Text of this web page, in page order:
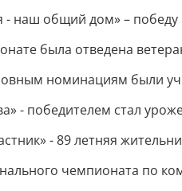
- наш общий дом» –
была отведена
номинациям были
- победителем стал
- 89 летняя
чемпионата по